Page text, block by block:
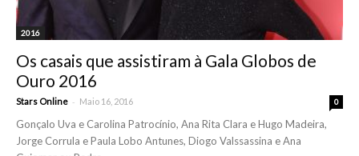
2016
Os casais que assistiram à Gala Globos de
Ouro 2016
Stars Online - Maio 16, 2016 0
Gonçalo Uva e Carolina Patrocínio, Ana Rita Clara e Hugo Madeira,
Jorge Corrula e Paula Lobo Antunes, Diogo Valssassina e Ana